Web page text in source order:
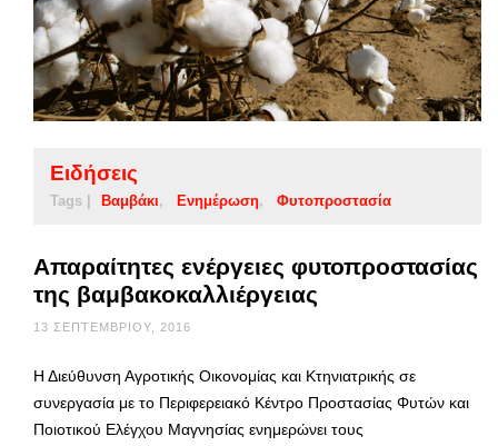
Ειδήσεις
Tags | Βαμβάκι Ενημέρωση Φυτοπροστασία
Απαραίτητες ενέργειες φυτοπροστασίας
της βαμβακοκαλλιέργειας
13 ΣΕΠΤΕΜΒΡΊΟΥ, 2016
Η Διεύθυνση Αγροτικής Οικονομίας και Κτηνιατρικής σε
συνεργασία με το Περιφερειακό Κέντρο Προστασίας Φυτών και
Ποιοτικού Ελέγχου Μαγνησίας ενημερώνει τους